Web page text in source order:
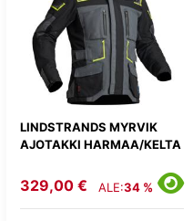
LINDSTRANDS MYRVIK
AJOTAKKI HARMAA/KELTA
329,00 € ALE:34 %